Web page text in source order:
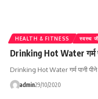
HEALTH & FITNESS स्वस्थ
Drinking Hot Water गर्म
Drinking Hot Water गर्म पानी
admin29/10/2020